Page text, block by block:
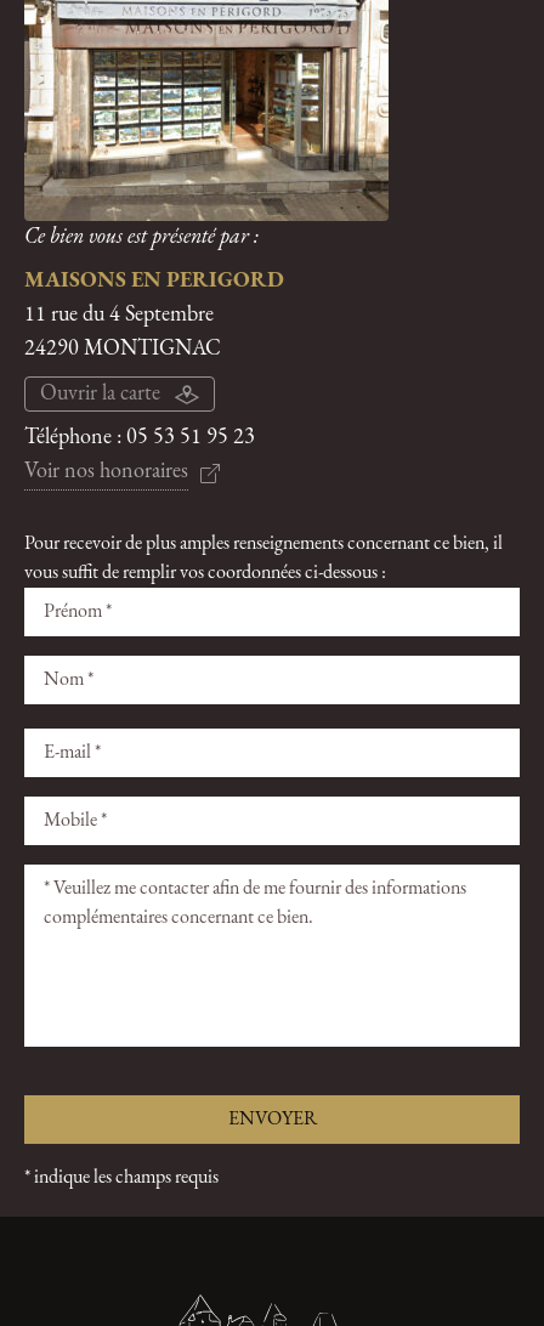
Ce bien vous est présenté par :
MAISONS EN PERIGORD
11 rue du 4 Septembre
24290 MONTIGNAC
Ouvrir la carte
Téléphone : 05 53 51 95 23
Voir nos honoraires
Pour recevoir de plus amples renseignements concernant ce bien, il
vous suffit de remplir vos coordonnées ci-dessous :
Veuillez
ce
champ
Veuillez
ce
champ
* indique les champs requis